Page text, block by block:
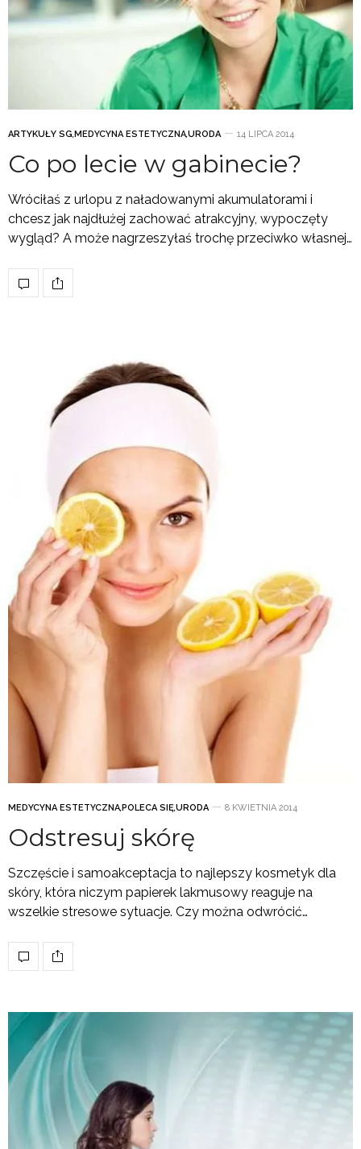
ARTYKUŁY SG,MEDYCYNA ESTETYCZNA,URODA 14 LIPCA 2014
Co po lecie w gabinecie?
Wróciłaś z urlopu z naładowanymi akumulatorami i
chcesz jak najdłużej zachować atrakcyjny, wypoczęty
wygląd? A może nagrzeszyłaś trochę przeciwko własnej…
MEDYCYNA ESTETYCZNA,POLECA SIĘ,URODA 8 KWIETNIA 2014
Odstresuj skórę
Szczęście i samoakceptacja to najlepszy kosmetyk dla
skóry, która niczym papierek lakmusowy reaguje na
wszelkie stresowe sytuacje. Czy można odwrócić…